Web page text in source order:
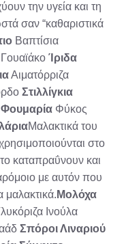
την υγεία και τη
σαν “καθαριστικά
Βαπτίσια
Γουαϊάκο Ίριδα
Αιματόρριζα
Στιλλίγκια
Φουμαρία Φύκος
Μαλακτικά του
στο
καταπραΰνουν και
με αυτόν που
Μολόχα
Ινούλα
Σπόροι Λιναριού